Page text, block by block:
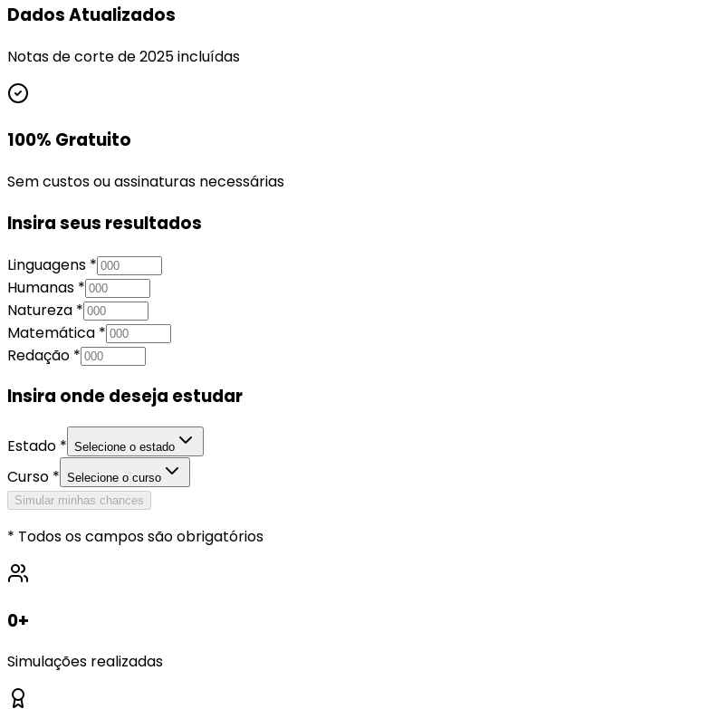
Dados Atualizados
Notas de corte de 2025 incluídas
100% Gratuito
Sem custos ou assinaturas necessárias
Insira seus resultados
Linguagens *
Humanas *
Natureza *
Matemática *
Redação *
Insira onde deseja estudar
Estado * Selecione o estado
Curso * Selecione o curso
Simular minhas chances
* Todos os campos são obrigatórios
0+
Simulações realizadas